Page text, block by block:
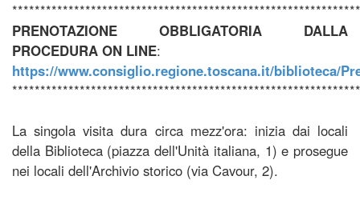
PRENOTAZIONE OBBLIGATORIA DALLA
PROCEDURA ON LINE:
https://www.consiglio.regione.toscana.it/biblioteca/
La singola visita dura circa mezz'ora: inizia dai locali
della Biblioteca (piazza dell'Unità italiana, 1) e prosegue
nei locali dell'Archivio storico (via Cavour, 2).